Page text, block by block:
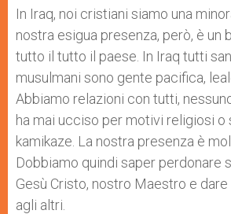
In Iraq, noi cristiani siamo una
nostra esigua presenza, però, è un
tutto il tutto il paese. In Iraq tutti
musulmani sono gente pacifica,
Abbiamo relazioni con tutti,
ha mai ucciso per motivi religiosi o
kamikaze. La nostra presenza è
Dobbiamo quindi saper perdonare
Gesù Cristo, nostro Maestro e
agli altri.